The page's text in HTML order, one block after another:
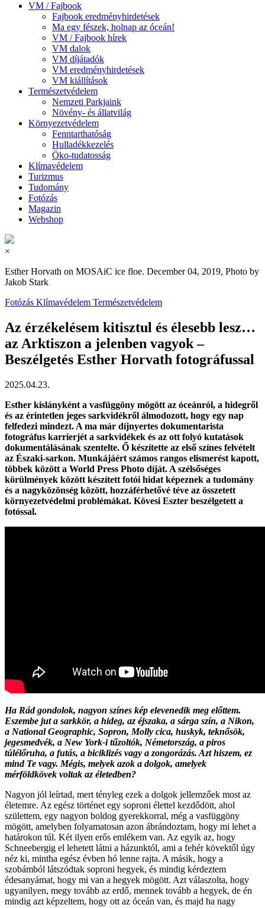
VM / Fajbook
Fajbook eredményhirdetések
Ma egy fészek, holnap az óceán!
VM / Fajbook hírek
VM dalok
VM díjátadók
VM eredményhirdetések
VM kiállítások
Természetvédelem
Nemzeti Parkjaink
Növény- és állatvilág
Környezetvédelem
Fenntarthatóság
Hulladékkezelés
Öko-tudatosság
Klímavédelem
Turizmus
Tudomány
Fotózás
Magazin
Webshop
×
Esther Horvath on MOSAiC ice floe. December 04, 2019, Photo by
Jakob Stark
Fotózás Klímavédelem Természetvédelem
Az érzékelésem kitisztul és élesebb lesz…
az Arktiszon a jelenben vagyok –
Beszélgetés Esther Horvath fotográfussal
2025.04.23.
Esther kislányként a vasfüggöny mögött az óceánról, a hidegről
és az érintetlen jeges sarkvidékről álmodozott, hogy egy nap
felfedezi mindezt. A ma már díjnyertes dokumentarista
fotográfus karrierjét a sarkvidékek és az ott folyó kutatások
dokumentálásának szentelte. Ő készítette az első színes felvételt
az Északi-sarkon. Munkájáért számos rangos elismerést kapott,
többek között a World Press Photo díját. A szélsőséges
körülmények között készített fotói hidat képeznek a tudomány
és a nagyközönség között, hozzáférhetővé téve az összetett
környezetvédelmi problémákat. Kövesi Eszter beszélgetett a
fotóssal.
Ha Rád gondolok, nagyon színes kép elevenedik meg előttem.
Eszembe jut a sarkkör, a hideg, az éjszaka, a sárga szín, a Nikon,
a National Geographic, Sopron, Molly cica, huskyk, teknősök,
jegesmedvék, a New York-i tűzoltók, Németország, a piros
túlélőruha, a futás, a biciklizés vagy a zongorázás. Azt hiszem, ez
mind Te vagy. Mégis, melyek azok a dolgok, amelyek
mérföldkövek voltak az életedben?
Nagyon jól leírtad, mert tényleg ezek a dolgok jellemzőek most az
életemre. Az egész történet egy soproni élettel kezdődött, ahol
születtem, egy nagyon boldog gyerekkorral, még a vasfüggöny
mögött, amelyben folyamatosan azon ábrándoztam, hogy mi lehet a
határokon túl. Két ilyen erős emlékem van. Az egyik az, hogy
Schneebergig el lehetett látni a házunktól, ami a fehér kövektől úgy
néz ki, mintha egész évben hó lenne rajta. A másik, hogy a
szobámból látszódtak soproni hegyek, és mindig kérdeztem
édesanyámat, hogy mi van a hegyek mögött. Azt válaszolta, hogy
ugyanilyen, megy tovább az erdő, mennek tovább a hegyek, de én
mindig azt képzeltem, hogy ott az óceán van, és majd ha nagy